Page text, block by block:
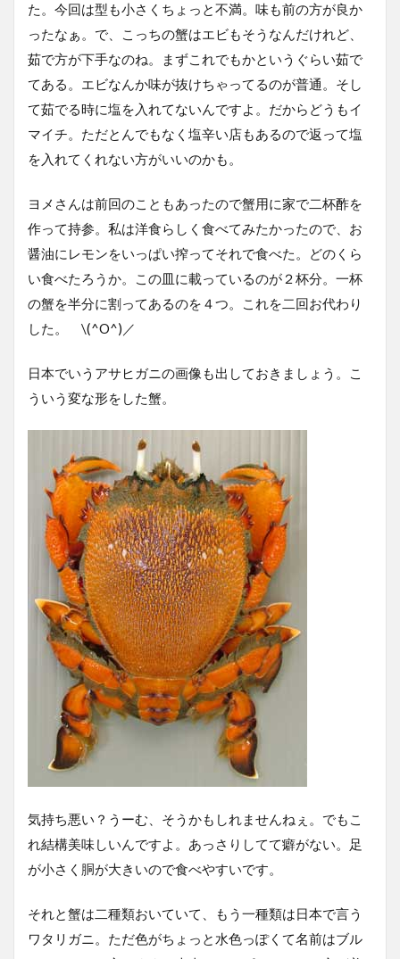
た。今回は型も小さくちょっと不満。味も前の方が良か
ったなぁ。で、こっちの蟹はエビもそうなんだけれど、
茹で方が下手なのね。まずこれでもかというぐらい茹で
てある。エビなんか味が抜けちゃってるのが普通。そし
て茹でる時に塩を入れてないんですよ。だからどうもイ
マイチ。ただとんでもなく塩辛い店もあるので返って塩
を入れてくれない方がいいのかも。
ヨメさんは前回のこともあったので蟹用に家で二杯酢を
作って持参。私は洋食らしく食べてみたかったので、お
醤油にレモンをいっぱい搾ってそれで食べた。どのくら
い食べたろうか。この皿に載っているのが２杯分。一杯
の蟹を半分に割ってあるのを４つ。これを二回お代わり
した。 \(^O^)／
日本でいうアサヒガニの画像も出しておきましょう。こ
ういう変な形をした蟹。
気持ち悪い？うーむ、そうかもしれませんねぇ。でもこ
れ結構美味しいんですよ。あっさりしてて癖がない。足
が小さく胴が大きいので食べやすいです。
それと蟹は二種類おいていて、もう一種類は日本で言う
ワタリガニ。ただ色がちょっと水色っぽくて名前はブル